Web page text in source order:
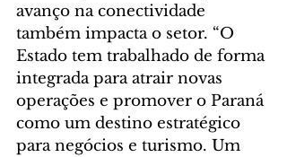
avanço na conectividade
também impacta o setor. “O
Estado tem trabalhado de forma
integrada para atrair novas
operações e promover o Paraná
como um destino estratégico
para negócios e turismo. Um